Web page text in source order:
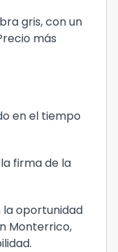
gris, con un
más
en el tiempo
firma de la
la oportunidad
Monterrico,